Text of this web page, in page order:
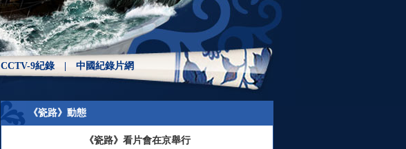
CCTV-9紀錄 中國紀錄片網
《瓷路》動態
《瓷路》看片會在京舉行